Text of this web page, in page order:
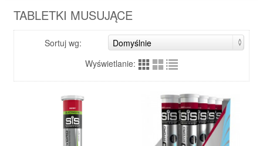
TABLETKI MUSUJĄCE
Sortuj wg:
Wyświetlanie: